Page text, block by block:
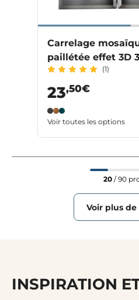
Carrelage
paillétée effet 3D
(1)
23,50€
Voir toutes les options
20 / 90
Voir plus
INSPIRATION